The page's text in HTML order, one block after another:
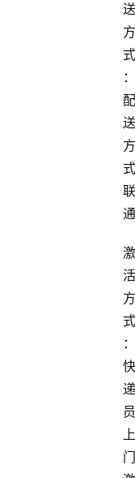
送
方
式
：
配
送
方
式
联
通
激
活
方
式
：
快
递
员
上
门